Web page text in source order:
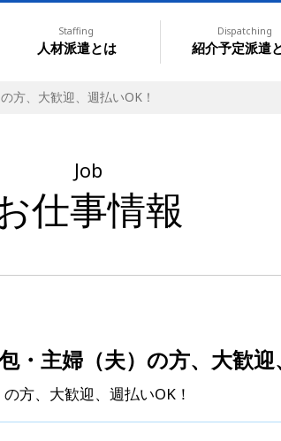
Staffing
人材派遣とは
Dispatching
紹介予定派遣
方、大歓迎、週払いOK！
Job
仕事情報
主婦（夫）の方、大歓迎
方、大歓迎、週払いOK！